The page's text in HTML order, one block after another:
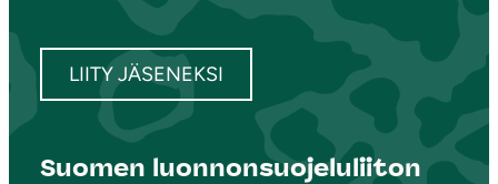
LIITY JÄSENEKSI
Suomen luonnonsuojeluliiton